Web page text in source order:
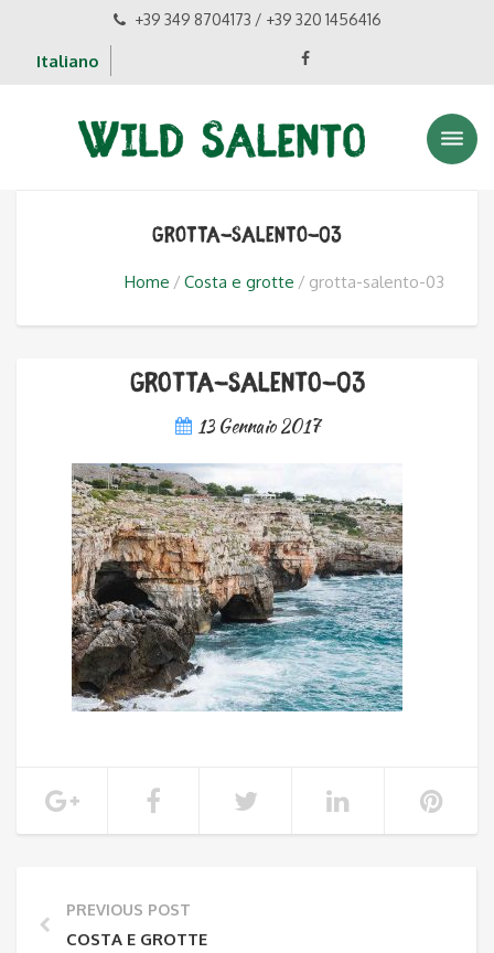
+39 349 8704173 / +39 320 1456416
Italiano
grotta-salento-03
Home Costa e grotte grotta-salento-03
grotta-salento-03
13 Gennaio 2017
PREVIOUS POST
COSTA E GROTTE